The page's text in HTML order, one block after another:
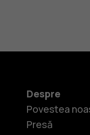
Despre
Povestea
Presă